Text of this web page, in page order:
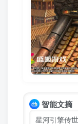
智能文摘
星河引擎传